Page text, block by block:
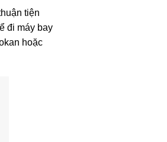
tiện
đi máy bay
hoặc